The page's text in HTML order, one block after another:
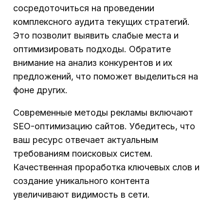
сосредоточиться на проведении
комплексного аудита текущих стратегий.
Это позволит выявить слабые места и
оптимизировать подходы. Обратите
внимание на анализ конкурентов и их
предложений, что поможет выделиться на
фоне других.
Современные методы рекламы включают
SEO-оптимизацию сайтов. Убедитесь, что
ваш ресурс отвечает актуальным
требованиям поисковых систем.
Качественная проработка ключевых слов и
создание уникального контента
увеличивают видимость в сети.